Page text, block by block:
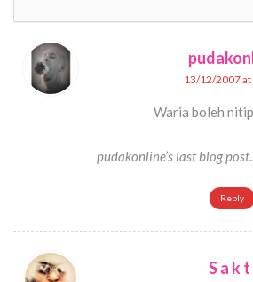
13/12/2007
Waria boleh
pudakonline’s last blog post..
Reply
S a k t